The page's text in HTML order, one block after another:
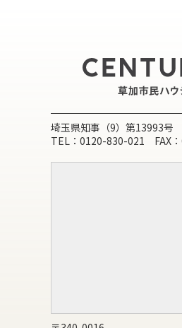
埼玉県知事（9）第13993号
TEL：0120-830-021 FAX